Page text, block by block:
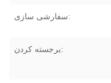
سفارشی سازی:
برجسته کردن: